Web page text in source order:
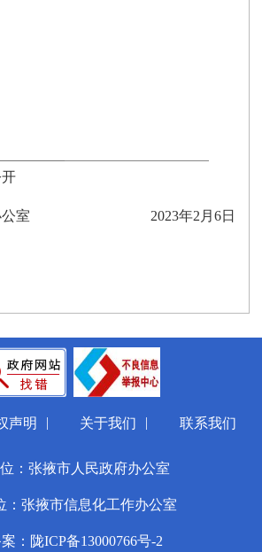
政府办公室 2023年2 月6日
声明 | 关于我们 | 联系我们
：张掖市人民政府办公室
：张掖市信息化工作办公室
：陇ICP备13000766号-2